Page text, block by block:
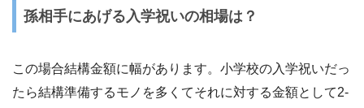
孫相手にあげる入学祝いの相場は？
この場合結構金額に幅があります。小学校の入学祝いだっ
たら結構準備するモノを多くてそれに対する金額として2-